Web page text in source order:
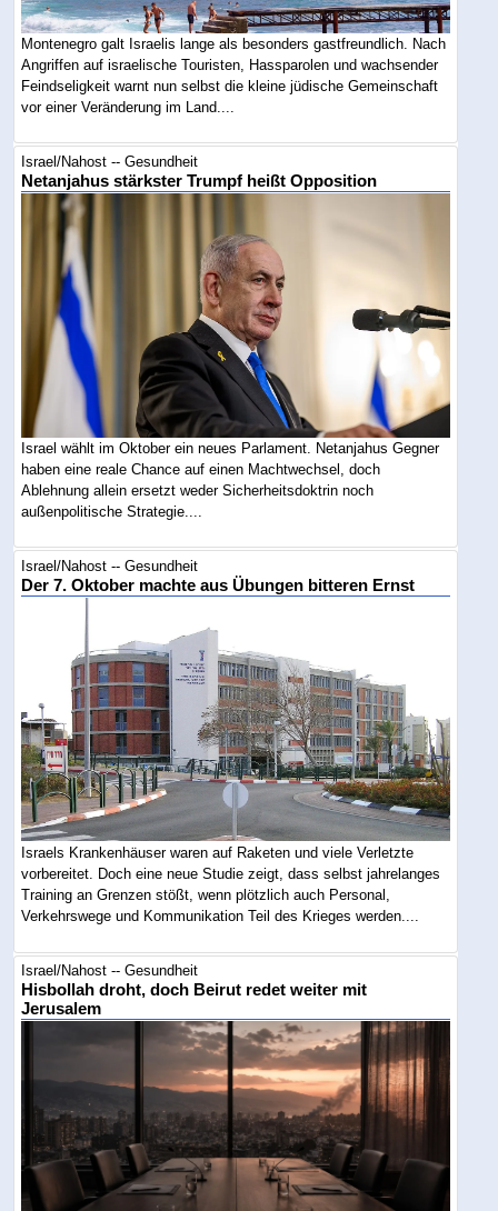
Montenegro galt Israelis lange als besonders gastfreundlich. Nach
Angriffen auf israelische Touristen, Hassparolen und wachsender
Feindseligkeit warnt nun selbst die kleine jüdische Gemeinschaft
vor einer Veränderung im Land....
Israel/Nahost -- Gesundheit
Netanjahus stärkster Trumpf heißt Opposition
Israel wählt im Oktober ein neues Parlament. Netanjahus Gegner
haben eine reale Chance auf einen Machtwechsel, doch
Ablehnung allein ersetzt weder Sicherheitsdoktrin noch
außenpolitische Strategie....
Israel/Nahost -- Gesundheit
Der 7. Oktober machte aus Übungen bitteren Ernst
Israels Krankenhäuser waren auf Raketen und viele Verletzte
vorbereitet. Doch eine neue Studie zeigt, dass selbst jahrelanges
Training an Grenzen stößt, wenn plötzlich auch Personal,
Verkehrswege und Kommunikation Teil des Krieges werden....
Israel/Nahost -- Gesundheit
Hisbollah droht, doch Beirut redet weiter mit
Jerusalem